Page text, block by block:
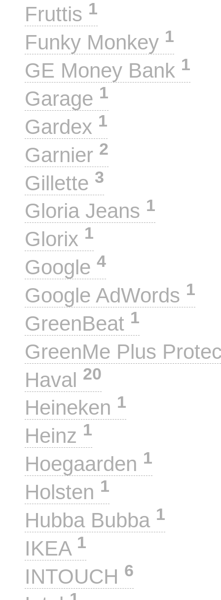
Fruttis 1
Funky Monkey 1
GE Money Bank 1
Garage 1
Gardex 1
Garnier 2
Gillette 3
Gloria Jeans 1
Glorix 1
Google 4
Google AdWords 1
GreenBeat 1
GreenMe Plus
Haval 20
Heineken 1
Heinz 1
Hoegaarden 1
Holsten 1
Hubba Bubba 1
IKEA 1
INTOUCH 6